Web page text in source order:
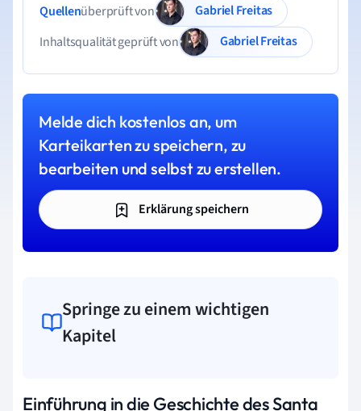
Quellenüberprüft von
Gabriel Freitas
Inhaltsqualität geprüft von
Gabriel Freitas
Melde dich kostenlos an, um
Karteikarten zu speichern, zu
bearbeiten und selbst zu erstellen.
Erklärung speichern
Springe zu einem wichtigen
Kapitel
Einführung in die Geschichte des Santa